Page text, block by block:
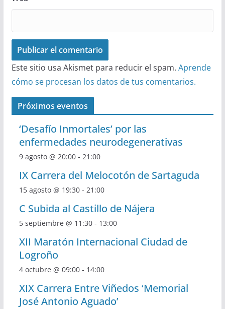
Este sitio usa Akismet para reducir el spam. Aprende
cómo se procesan los datos de tus comentarios.
Próximos eventos
‘Desafío Inmortales’ por las
enfermedades neurodegenerativas
9 agosto @ 20:00- 21:00
IX Carrera del Melocotón de Sartaguda
15 agosto @ 19:30- 21:00
C Subida al Castillo de Nájera
5 septiembre @ 11:30- 13:00
XII Maratón Internacional Ciudad de
Logroño
4 octubre @ 09:00- 14:00
XIX Carrera Entre Viñedos ‘Memorial
José Antonio Aguado’